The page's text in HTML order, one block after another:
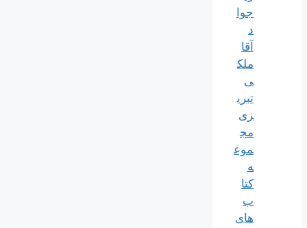
جوا
آقا
ملک
ی
تبری
زی
مج
موع
ه
کتا
ب
های